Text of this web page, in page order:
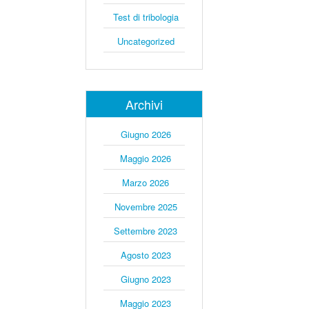
Test di tribologia
Uncategorized
Archivi
Giugno 2026
Maggio 2026
Marzo 2026
Novembre 2025
Settembre 2023
Agosto 2023
Giugno 2023
Maggio 2023